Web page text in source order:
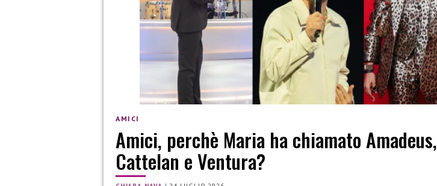
AMICI
Amici, perchè Maria ha chiamato Amadeus,
Cattelan e Ventura?